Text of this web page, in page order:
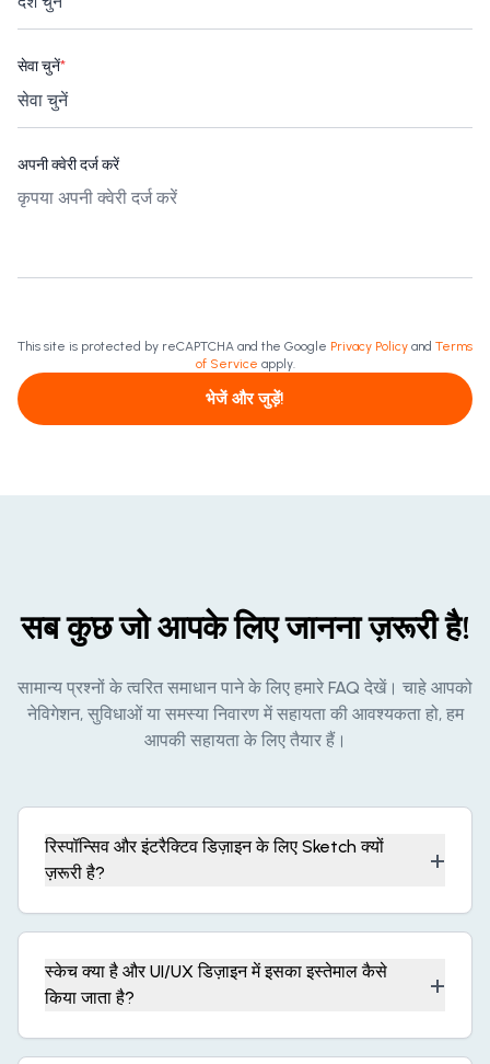
सेवा चुनें*
अपनी क्वेरी दर्ज करें
This site is protected by reCAPTCHA and the Google Privacy Policy and Terms
of Service apply.
भेजें और जुड़ें!
सब कुछ जो आपके लिए जानना ज़रूरी है!
सामान्य प्रश्नों के त्वरित समाधान पाने के लिए हमारे FAQ देखें। चाहे आपको
नेविगेशन, सुविधाओं या समस्या निवारण में सहायता की आवश्यकता हो, हम
आपकी सहायता के लिए तैयार हैं।
रिस्पॉन्सिव और इंटरैक्टिव डिज़ाइन के लिए Sketch क्यों
ज़रूरी है?
+
स्केच क्या है और UI/UX डिज़ाइन में इसका इस्तेमाल कैसे
किया जाता है?
+